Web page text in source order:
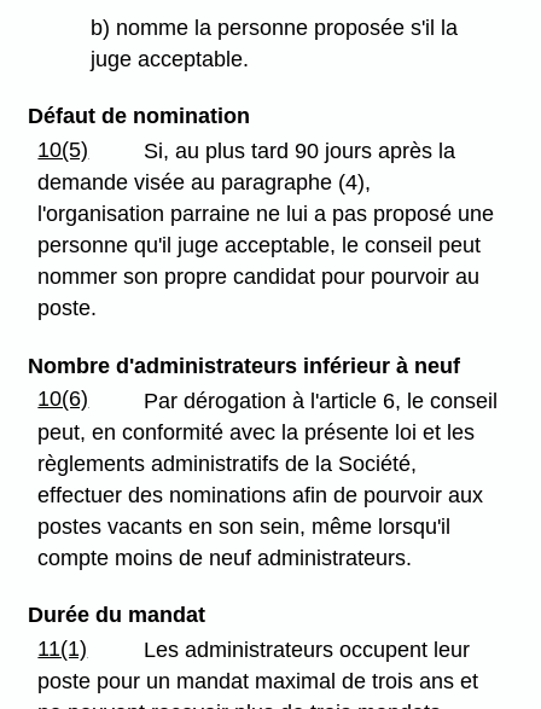
b) nomme la personne proposée s'il la
juge acceptable.
Défaut de nomination
10(5)
Si, au plus tard 90 jours après la
demande visée au paragraphe (4),
l'organisation parraine ne lui a pas proposé une
personne qu'il juge acceptable, le conseil peut
nommer son propre candidat pour pourvoir au
poste.
Nombre d'administrateurs inférieur à neuf
10(6)
Par dérogation à l'article 6, le conseil
peut, en conformité avec la présente loi et les
règlements administratifs de la Société,
effectuer des nominations afin de pourvoir aux
postes vacants en son sein, même lorsqu'il
compte moins de neuf administrateurs.
Durée du mandat
11(1)
Les administrateurs occupent leur
poste pour un mandat maximal de trois ans et